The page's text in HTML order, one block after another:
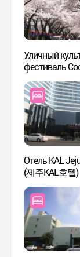
Уличный
фестиваль
서사라문화거
2015)
Отель KAL
(제주KAL호텔)